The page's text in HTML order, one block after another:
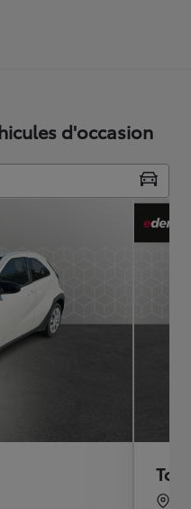
d'occasion